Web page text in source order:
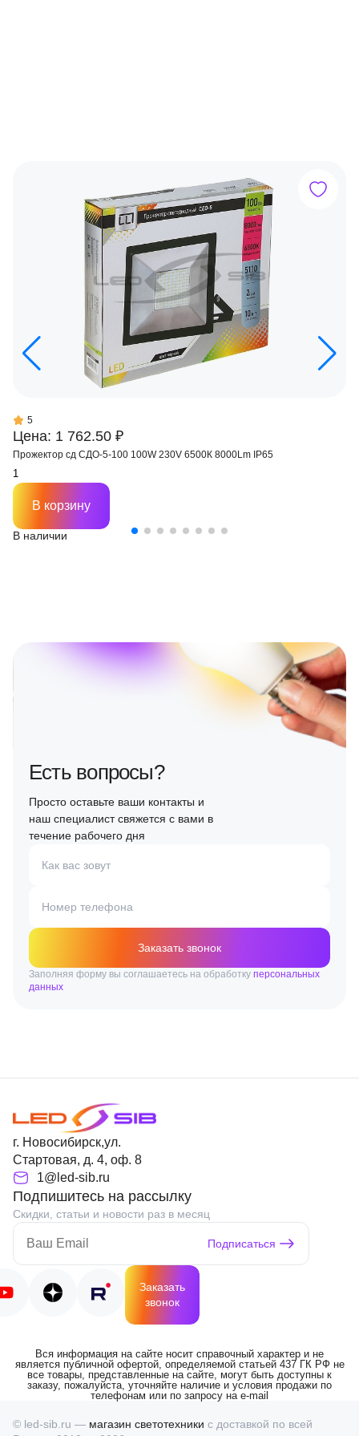
Цена: 1 762.50 ₽
5
Прожектор сд СДО-5-100 100W 230V 6500К 8000Lm IP65
В наличии
В корзину
Есть вопросы?
Просто оставьте ваши контакты и
наш специалист свяжется с вами в
течение рабочего дня
Как вас зовут
Номер телефона
Заказать звонок
Заполняя форму вы соглашаетесь на обработку персональных
данных
г. Новосибирск,ул.
Стартовая, д. 4, оф. 8
1@led-sib.ru
Подпишитесь на рассылку
Скидки, статьи и новости раз в месяц
Подписаться
Заказать
звонок
Вся информация на сайте носит справочный характер и не
является публичной офертой, определяемой статьей 437 ГК РФ не
все товары, представленные на сайте, могут быть доступны к
заказу, пожалуйста, уточняйте наличие и условия продажи по
телефонам или по запросу на e-mail
© led-sib.ru — магазин светотехники с доставкой по всей